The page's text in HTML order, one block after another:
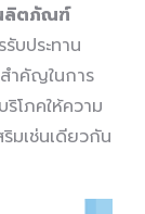
ลิตภัณฑ์
บประทาน
สำคัญในการ
โภคให้ความ
มเช่นเดียวกัน